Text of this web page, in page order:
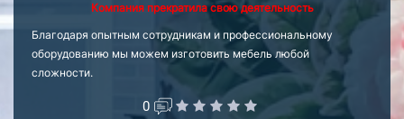
Компания прекратила свою деятельность
Благодаря опытным сотрудникам и профессиональному
оборудованию мы можем изготовить мебель любой
сложности.
0